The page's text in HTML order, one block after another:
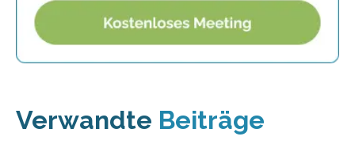
Verwandte Beiträge